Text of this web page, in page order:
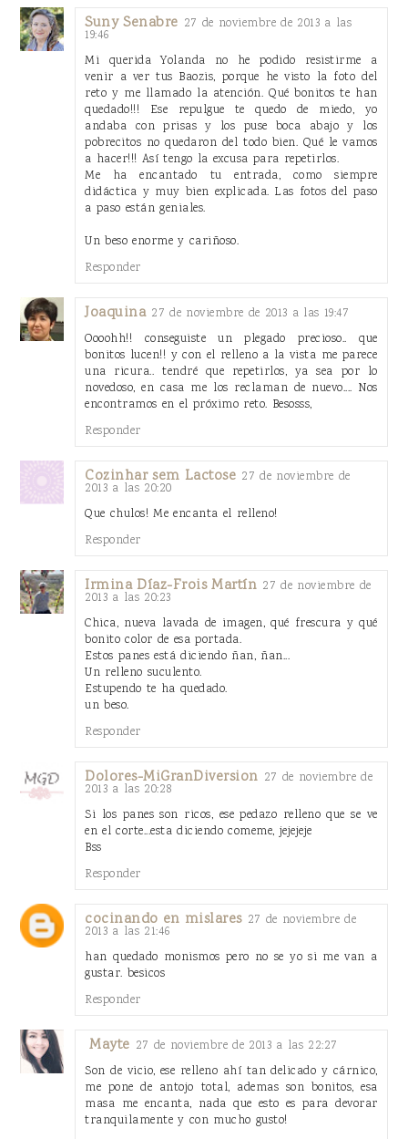
Suny Senabre 27 de noviembre de 2013 a las
19:46
Mi querida Yolanda no he podido resistirme a
venir a ver tus Baozis, porque he visto la foto del
reto y me llamado la atención. Qué bonitos te han
quedado!!! Ese repulgue te quedo de miedo, yo
andaba con prisas y los puse boca abajo y los
pobrecitos no quedaron del todo bien. Qué le vamos
a hacer!!! Así tengo la excusa para repetirlos.
Me ha encantado tu entrada, como siempre
didáctica y muy bien explicada. Las fotos del paso
a paso están geniales.
Un beso enorme y cariñoso.
Responder
Joaquina 27 de noviembre de 2013 a las 19:47
Oooohh!! conseguiste un plegado precioso.. que
bonitos lucen!! y con el relleno a la vista me parece
una ricura.. tendré que repetirlos, ya sea por lo
novedoso, en casa me los reclaman de nuevo.... Nos
encontramos en el próximo reto. Besosss,
Responder
Cozinhar sem Lactose 27 de noviembre de
2013 a las 20:20
Que chulos! Me encanta el relleno!
Responder
Irmina Díaz-Frois Martín 27 de noviembre de
2013 a las 20:23
Chica, nueva lavada de imagen, qué frescura y qué
bonito color de esa portada.
Estos panes está diciendo ñan, ñan...
Un relleno suculento.
Estupendo te ha quedado.
un beso.
Responder
Dolores-MiGranDiversion 27 de noviembre de
2013 a las 20:28
Si los panes son ricos, ese pedazo relleno que se ve
en el corte...esta diciendo comeme, jejejeje
Bss
Responder
cocinando en mislares 27 de noviembre de
2013 a las 21:46
han quedado monismos pero no se yo si me van a
gustar. besicos
Responder
Mayte 27 de noviembre de 2013 a las 22:27
Son de vicio, ese relleno ahí tan delicado y cárnico,
me pone de antojo total, ademas son bonitos, esa
masa me encanta, nada que esto es para devorar
tranquilamente y con mucho gusto!